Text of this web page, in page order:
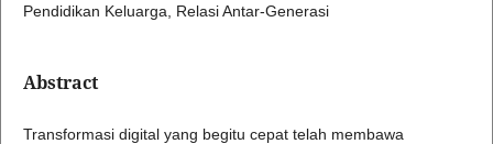
Pendidikan Keluarga, Relasi Antar-Generasi
Abstract
Transformasi digital yang begitu cepat telah membawa